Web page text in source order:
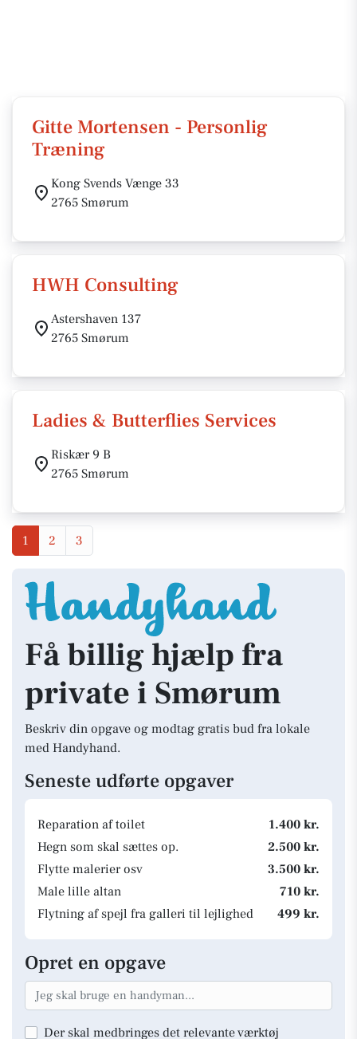
Gitte Mortensen - Personlig
Træning
Kong Svends Vænge 33
2765 Smørum
HWH Consulting
Astershaven 137
2765 Smørum
Ladies & Butterflies Services
Riskær 9 B
2765 Smørum
1 2 3
Få billig hjælp fra
private i Smørum
Beskriv din opgave og modtag gratis bud fra lokale
med Handyhand.
Seneste udførte opgaver
Reparation af toilet
1.400 kr.
Hegn som skal sættes op.
2.500 kr.
Flytte malerier osv
3.500 kr.
Male lille altan
710 kr.
Flytning af spejl fra galleri til lejlighed
499 kr.
Opret en opgave
Der skal medbringes det relevante værktøj